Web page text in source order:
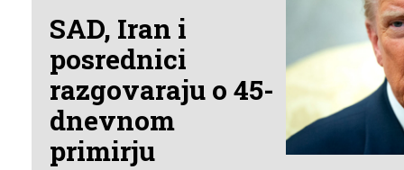
SAD, Iran i
posrednici
razgovaraju o 45-
dnevnom
primirju